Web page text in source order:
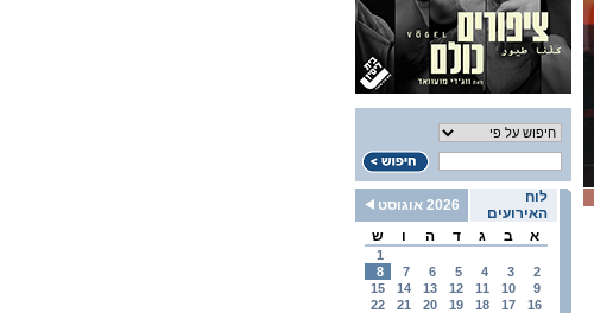
לוח
האירועים
2026 אוגוסט
א
ב ג ד ה ו ש
1
2
3
4
5
6
7
8
9
10
11
12
13
14
15
16
17
18
19
20
21
22